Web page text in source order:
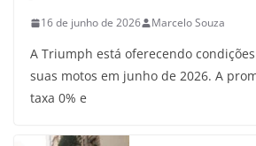
16 de junho de 2026 Marcelo Souza
A Triumph está oferecendo
suas motos em junho de 2026. A
taxa 0% e